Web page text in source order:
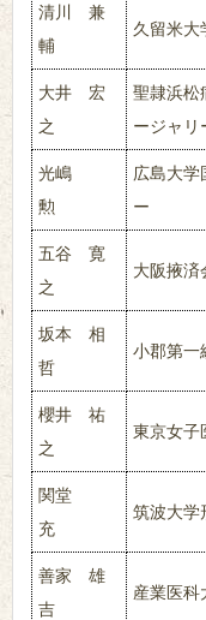
清川 兼
輔
久留米大
大井 宏
之
聖隷浜松
ージャリ
光嶋
勲
広島大学
ー
五谷 寛
之
大阪掖済
坂本 相
哲
小郡第一
櫻井 祐
之
東京女子
関堂
充
筑波大学
善家 雄
吉
産業医科